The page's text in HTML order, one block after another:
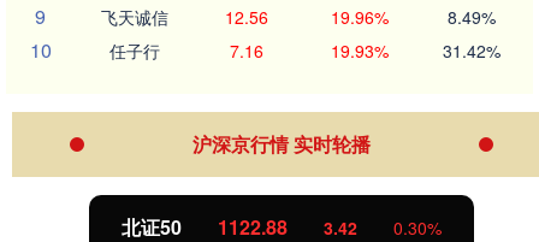
9 飞天诚信 12.56 19.96% 8.49%
10 任子行 7.16 19.93% 31.42%
沪深京行情 实时轮播
北证50 1122.88 3.42 0.30%